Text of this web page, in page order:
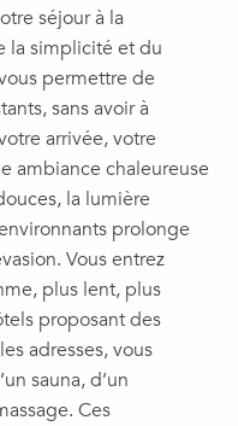
séjour à la
la simplicité et du
permettre de
sans avoir à
arrivée, votre
ambiance chaleureuse
la lumière
prolonge
Vous entrez
plus lent, plus
proposant des
adresses, vous
sauna, d’un
Ces